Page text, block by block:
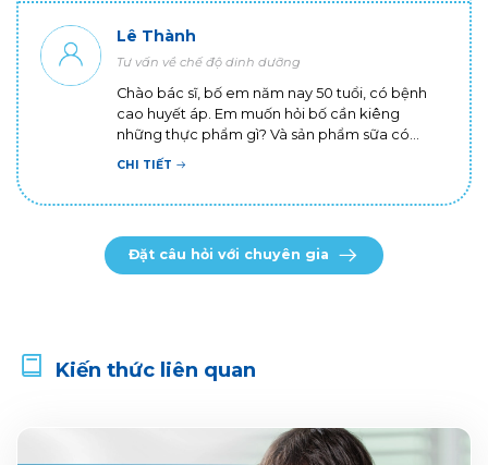
Lê Thành
Tư vấn về chế độ dinh dưỡng
Chào bác sĩ, bố em năm nay 50 tuổi, có bệnh
cao huyết áp. Em muốn hỏi bố cần kiêng
những thực phẩm gì? Và sản phẩm sữa có
thành phần gì thì tốt cho bố ạ? Em cảm ơn bác
CHI TIẾT
Đặt câu hỏi với chuyên gia
Kiến thức liên quan